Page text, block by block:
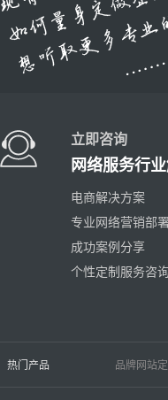
立即咨询
网络服务行
电商解决方案
专业网络营销部
成功案例分享
个性定制服务咨询
热门产品 品牌网站定